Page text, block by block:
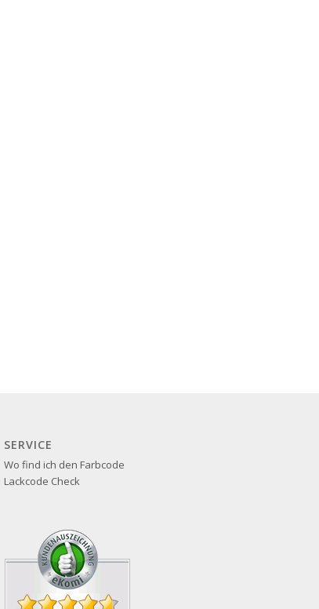
SERVICE
Wo find ich den Farbcode
Lackcode Check